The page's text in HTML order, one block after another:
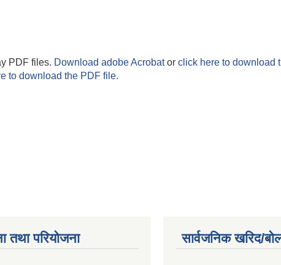
PDF files. Download adobe Acrobator click here to download
to download the PDF file.
तथा परियोजना सार्वजनिक खरिद/